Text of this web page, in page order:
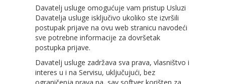
Davatelj usluge omogućuje vam pristup Usluzi
Davatelja usluge isključivo ukoliko ste izvršili
postupak prijave na ovu web stranicu navodeći
sve potrebne informacije za dovršetak
postupka prijave.
Davatelj usluge zadržava sva prava, vlasništvo i
interes u i na Servisu, uključujući, bez